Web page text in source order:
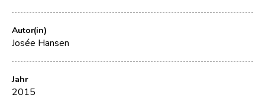
Autor(in)
Josée Hansen
Jahr
2015